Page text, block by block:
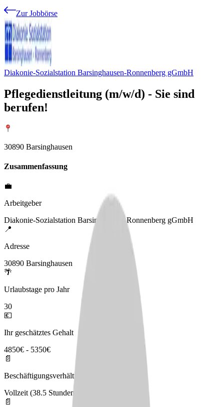
Zur Jobbörse
Diakonie-Sozialstation Barsinghausen-Ronnenberg gGmbH
Pflegedienstleitung (m/w/d) - Sie sind
berufen!
30890 Barsinghausen
Zusammenfassung
💼
Arbeitgeber
Diakonie-Sozialstation Barsinghausen-Ronnenberg gGmbH
📍
Adresse
30890 Barsinghausen
🌴
Urlaubstage pro Jahr
30
💶
Ihr geschätztes Gehalt
4850€ - 5350€
📄
Beschäftigungsverhältnis
Vollzeit (38.5 Stunden), Teilzeit
📄